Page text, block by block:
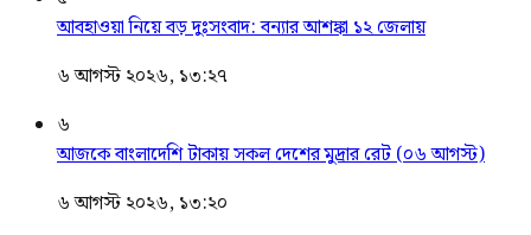
আবহাওয়া নিয়ে বড় দুঃসংবাদ: বন্যার আশঙ্কা ১২ জেলায়
৬ আগস্ট ২০২৬, ১৩:২৭
৬
আজকে বাংলাদেশি টাকায় সকল দেশের মুদ্রার রেট (০৬ আগস্ট)
৬ আগস্ট ২০২৬, ১৩:২০